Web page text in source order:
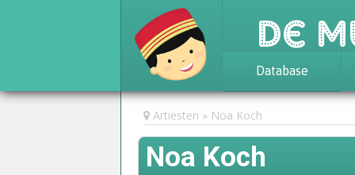
De
Database
Achtergrond
Awards
Statistieken
Artiesten Noa Koch
Noa Koch